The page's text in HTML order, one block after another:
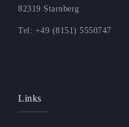
82319 Starnberg
Tel: +49 (8151) 5550747
Links